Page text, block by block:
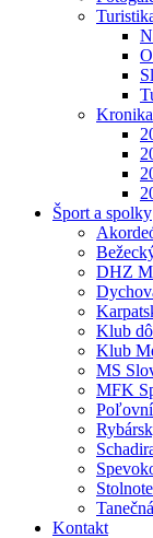
Kronika
Šport a spolky
DHZ
Klub
Klub
MS
MFK
Kontakt